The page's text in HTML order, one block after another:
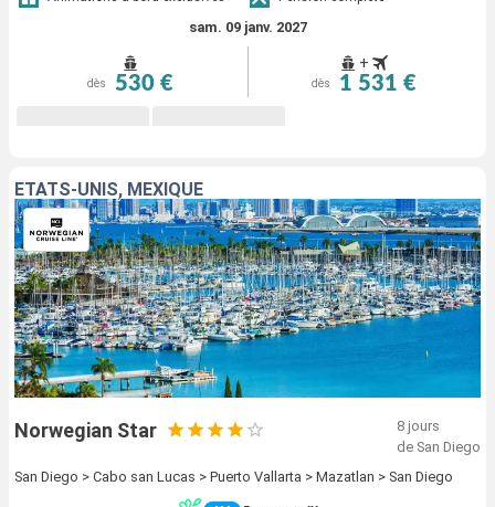
sam. 09 janv. 2027
dès 530 €
+
dès 1 531 €
ÉTATS-UNIS, MEXIQUE
Norwegian Star
8 jours
de San Diego
San Diego > Cabo san Lucas > Puerto Vallarta > Mazatlan > San Diego